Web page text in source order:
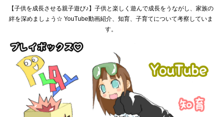
【子供を成長させる親子遊び♪】子供と楽しく遊んで成長をうながし、家族の
絆を深めましょう☆ YouTube動画紹介、知育、子育てについて考察していま
す。